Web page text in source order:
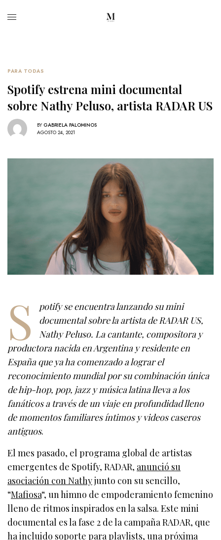
PARA TODAS
Spotify estrena mini documental
sobre Nathy Peluso, artista RADAR US
BY GABRIELA PALOMINOS
AGOSTO 24, 2021
S
potify se encuentra lanzando su mini
documental sobre la artista de RADAR US,
Nathy Peluso. La cantante, compositora y
productora nacida en Argentina y residente en
España que ya ha comenzado a lograr el
reconocimiento mundial por su combinación única
de hip-hop, pop, jazz y música latina lleva a los
fanáticos a través de un viaje en profundidad lleno
de momentos familiares íntimos y videos caseros
antiguos.
El mes pasado, el programa global de artistas
emergentes de Spotify, RADAR, anunció su
asociación con Nathyjunto con su sencillo,
“Mafiosa“, un himno de empoderamiento femenino
lleno de ritmos inspirados en la salsa. Este mini
documental es la fase 2 de la campaña RADAR, que
ha incluido soporte para playlists, una próxima